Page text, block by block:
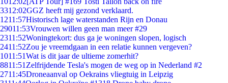
3312:02GGZ heeft mij gezond verklaard.
1211:57Historisch lage waterstanden Rijn en Donau
29011:53Vrouwen willen geen man meer #29
2311:52Woningtekort: dus ga je woningen slopen, logisch
2411:52Zou je vreemdgaan in een relatie kunnen vergeven?
1011:51Wat is dit jaar de ultieme zomerhit?
8811:51 Zelfrijdende Tesla's mogen de weg op in Nederland #2
2711:45Droneaanval op Oekrains vliegtuig in Leipzig